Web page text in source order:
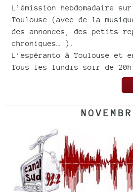
L’émission hebdomadaire
Toulouse (avec de la
des annonces, des petits
chroniques… ).
L’espéranto à Toulouse et
Tous les lundis soir de